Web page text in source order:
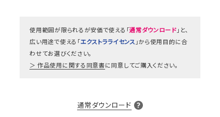
使用範囲が限られるが安価で使える「通常ダウンロード 」と、
広い用途で使える「エクストラライセンス 」から使用目的に合
わせてお選びください。
作品使用に関する同意書に同意してご購入ください。
通常ダウンロード